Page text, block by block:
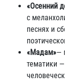
«Осенний
с
песнях и
«Мадам»—
тематики